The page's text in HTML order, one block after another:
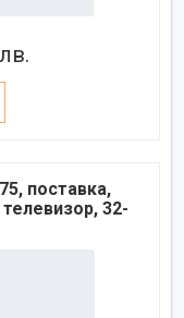
поставка,
32-